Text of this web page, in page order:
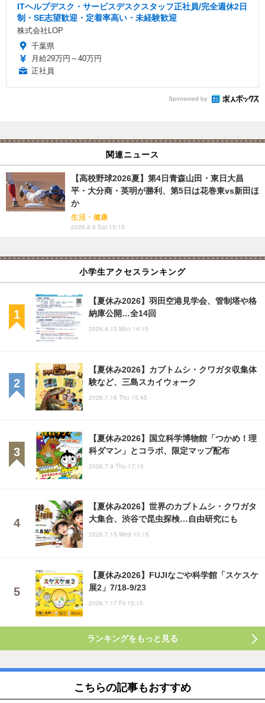
ITヘルプデスク・サービスデスクスタッフ正社員/完全週休2日
制・SE志望歓迎・定着率高い・未経験歓迎
株式会社LOP
千葉県
月給29万円～40万円
正社員
Sponsored by
関連ニュース
【高校野球2026夏】第4日青森山田・東日大昌
平・大分商・英明が勝利、第5日は花巻東vs新田ほ
か
生活・健康
2026.8.8 Sat 15:15
小学生アクセスランキング
【夏休み2026】羽田空港見学会、管制塔や格
納庫公開…全14回
2026.6.15 Mon 14:15
【夏休み2026】カブトムシ・クワガタ収集体
験など、三島スカイウォーク
2026.7.16 Thu 15:45
【夏休み2026】国立科学博物館「つかめ！理
科ダマン」とコラボ、限定マップ配布
2026.7.9 Thu 17:15
【夏休み2026】世界のカブトムシ・クワガタ
大集合、渋谷で昆虫探検…自由研究にも
2026.7.15 Wed 10:15
【夏休み2026】FUJIなごや科学館「スケスケ
展2」7/18-9/23
2026.7.17 Fri 15:15
ランキングをもっと見る
こちらの記事もおすすめ